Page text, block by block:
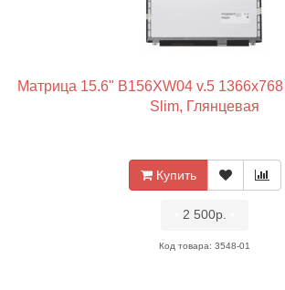
Матрица 15.6" B156XW04 v.5
Slim, Глянцевая
Купить
2 500р.
Код товара: 3548-01